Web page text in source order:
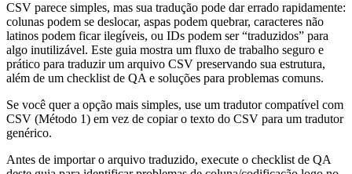
CSV parece simples, mas sua tradução pode dar errado rapidamente:
colunas podem se deslocar, aspas podem quebrar, caracteres não
latinos podem ficar ilegíveis, ou IDs podem ser “traduzidos” para
algo inutilizável. Este guia mostra um fluxo de trabalho seguro e
prático para traduzir um arquivo CSV preservando sua estrutura,
além de um checklist de QA e soluções para problemas comuns.
Se você quer a opção mais simples, use um tradutor compatível com
CSV (Método 1) em vez de copiar o texto do CSV para um tradutor
genérico.
Antes de importar o arquivo traduzido, execute o checklist de QA